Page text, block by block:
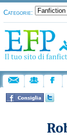
Categorie: